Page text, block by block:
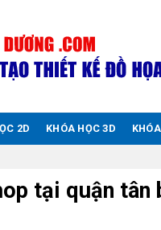
2D KHÓA HỌC 3D
tại quận tân